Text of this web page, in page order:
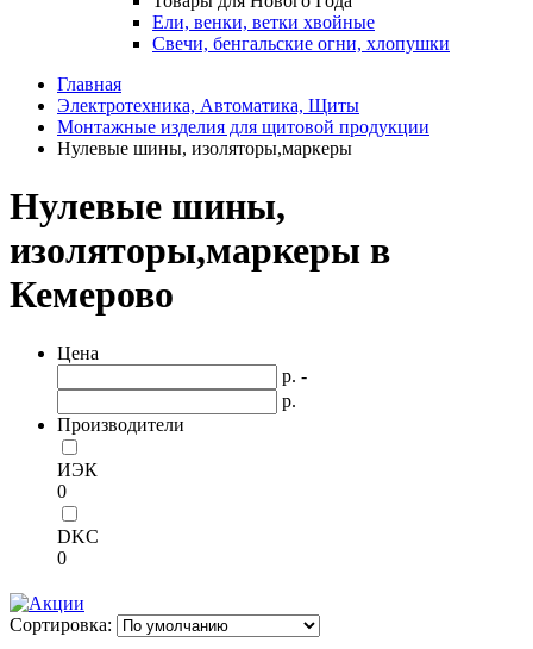
Ели, венки, ветки хвойные
Свечи, бенгальские огни, хлопушки
Главная
Электротехника, Автоматика, Щиты
Монтажные изделия для щитовой продукции
Нулевые шины, изоляторы,маркеры
Нулевые шины,
изоляторы,маркеры в
Кемерово
Цена
р. -
р.
Производители
ИЭК
0
DKC
0
Сортировка: